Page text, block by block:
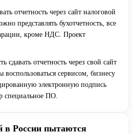
отчетность через сайт налоговой
представлять бухотчетность, все
кроме НДС. Проект
отчетность через свой сайт
сервисом, бизнесу
электронную подпись
специальное ПО.
в России пытаются